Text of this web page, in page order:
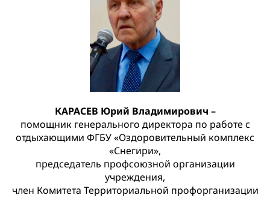
КАРАСЕВ Юрий Владимирович –
помощник генерального директора по работе с
отдыхающими ФГБУ «Оздоровительный комплекс
«Снегири»,
председатель профсоюзной организации
учреждения,
член Комитета Территориальной профорганизации